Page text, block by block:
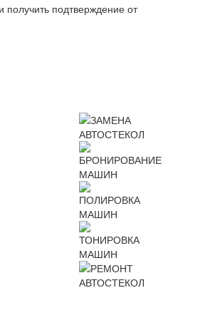
подтверждение от